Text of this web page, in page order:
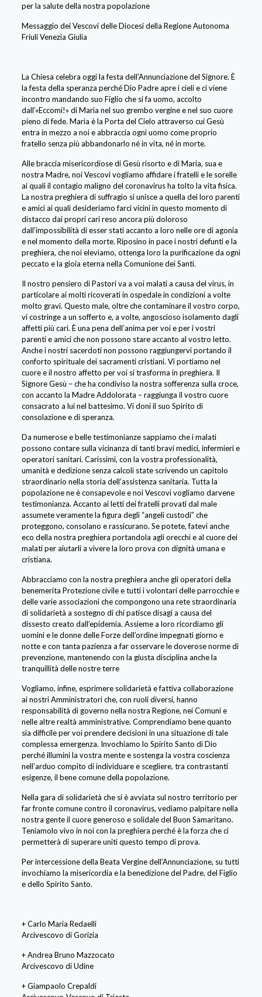
per la salute della nostra popolazione
Messaggio dei Vescovi delle Diocesi della Regione Autonoma
Friuli Venezia Giulia
La Chiesa celebra oggi la festa dell’Annunciazione del Signore. È
la festa della speranza perché Dio Padre apre i cieli e ci viene
incontro mandando suo Figlio che si fa uomo, accolto
dall’«Eccomi!» di Maria nel suo grembo vergine e nel suo cuore
pieno di fede. Maria è la Porta del Cielo attraverso cui Gesù
entra in mezzo a noi e abbraccia ogni uomo come proprio
fratello senza più abbandonarlo né in vita, né in morte.
Alle braccia misericordiose di Gesù risorto e di Maria, sua e
nostra Madre, noi Vescovi vogliamo affidare i fratelli e le sorelle
ai quali il contagio maligno del coronavirus ha tolto la vita fisica.
La nostra preghiera di suffragio si unisce a quella dei loro parenti
e amici ai quali desideriamo farci vicini in questo momento di
distacco dai propri cari reso ancora più doloroso
dall’impossibilità di esser stati accanto a loro nelle ore di agonia
e nel momento della morte. Riposino in pace i nostri defunti e la
preghiera, che noi eleviamo, ottenga loro la purificazione da ogni
peccato e la gioia eterna nella Comunione dei Santi.
Il nostro pensiero di Pastori va a voi malati a causa del virus, in
particolare ai molti ricoverati in ospedale in condizioni a volte
molto gravi. Questo male, oltre che contaminare il vostro corpo,
vi costringe a un sofferto e, a volte, angoscioso isolamento dagli
affetti più cari. È una pena dell’anima per voi e per i vostri
parenti e amici che non possono stare accanto al vostro letto.
Anche i nostri sacerdoti non possono raggiungervi portando il
conforto spirituale dei sacramenti cristiani. Vi portiamo nel
cuore e il nostro affetto per voi si trasforma in preghiera. Il
Signore Gesù – che ha condiviso la nostra sofferenza sulla croce,
con accanto la Madre Addolorata – raggiunga il vostro cuore
consacrato a lui nel battesimo. Vi doni il suo Spirito di
consolazione e di speranza.
Da numerose e belle testimonianze sappiamo che i malati
possono contare sulla vicinanza di tanti bravi medici, infermieri e
operatori sanitari. Carissimi, con la vostra professionalità,
umanità e dedizione senza calcoli state scrivendo un capitolo
straordinario nella storia dell’assistenza sanitaria. Tutta la
popolazione ne è consapevole e noi Vescovi vogliamo darvene
testimonianza. Accanto ai letti dei fratelli provati dal male
assumete veramente la figura degli “angeli custodi” che
proteggono, consolano e rassicurano. Se potete, fatevi anche
eco della nostra preghiera portandola agli orecchi e al cuore dei
malati per aiutarli a vivere la loro prova con dignità umana e
cristiana.
Abbracciamo con la nostra preghiera anche gli operatori della
benemerita Protezione civile e tutti i volontari delle parrocchie e
delle varie associazioni che compongono una rete straordinaria
di solidarietà a sostegno di chi patisce disagi a causa del
dissesto creato dall’epidemia. Assieme a loro ricordiamo gli
uomini e le donne delle Forze dell’ordine impegnati giorno e
notte e con tanta pazienza a far osservare le doverose norme di
prevenzione, mantenendo con la giusta disciplina anche la
tranquillità delle nostre terre
Vogliamo, infine, esprimere solidarietà e fattiva collaborazione
ai nostri Amministratori che, con ruoli diversi, hanno
responsabilità di governo nella nostra Regione, nei Comuni e
nelle altre realtà amministrative. Comprendiamo bene quanto
sia difficile per voi prendere decisioni in una situazione di tale
complessa emergenza. Invochiamo lo Spirito Santo di Dio
perché illumini la vostra mente e sostenga la vostra coscienza
nell’arduo compito di individuare e scegliere, tra contrastanti
esigenze, il bene comune della popolazione.
Nella gara di solidarietà che si è avviata sul nostro territorio per
far fronte comune contro il coronavirus, vediamo palpitare nella
nostra gente il cuore generoso e solidale del Buon Samaritano.
Teniamolo vivo in noi con la preghiera perché è la forza che ci
permetterà di superare uniti questo tempo di prova.
Per intercessione della Beata Vergine dell’Annunciazione, su tutti
invochiamo la misericordia e la benedizione del Padre, del Figlio
e dello Spirito Santo.
+ Carlo Maria Redaelli
Arcivescovo di Gorizia
+ Andrea Bruno Mazzocato
Arcivescovo di Udine
+ Giampaolo Crepaldi